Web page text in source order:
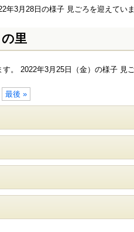
年3月28日の様子 見ごろを迎えて
里
。 2022年3月25日（金）の様子
最後 »